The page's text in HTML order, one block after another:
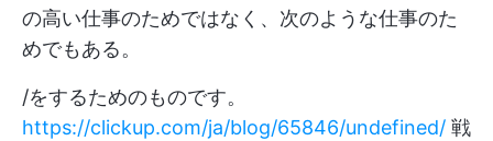
の高い仕事のためではなく、次のような仕事のた
めでもある。
/をするためのものです。
https://clickup.com/ja/blog/65846/undefined/ 戦